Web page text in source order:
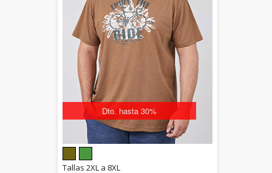
Dto. hasta 30%
5.00
Tallas 2XL a 8XL